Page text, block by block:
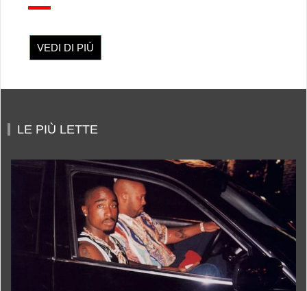
VEDI DI PIÙ
LE PIÙ LETTE